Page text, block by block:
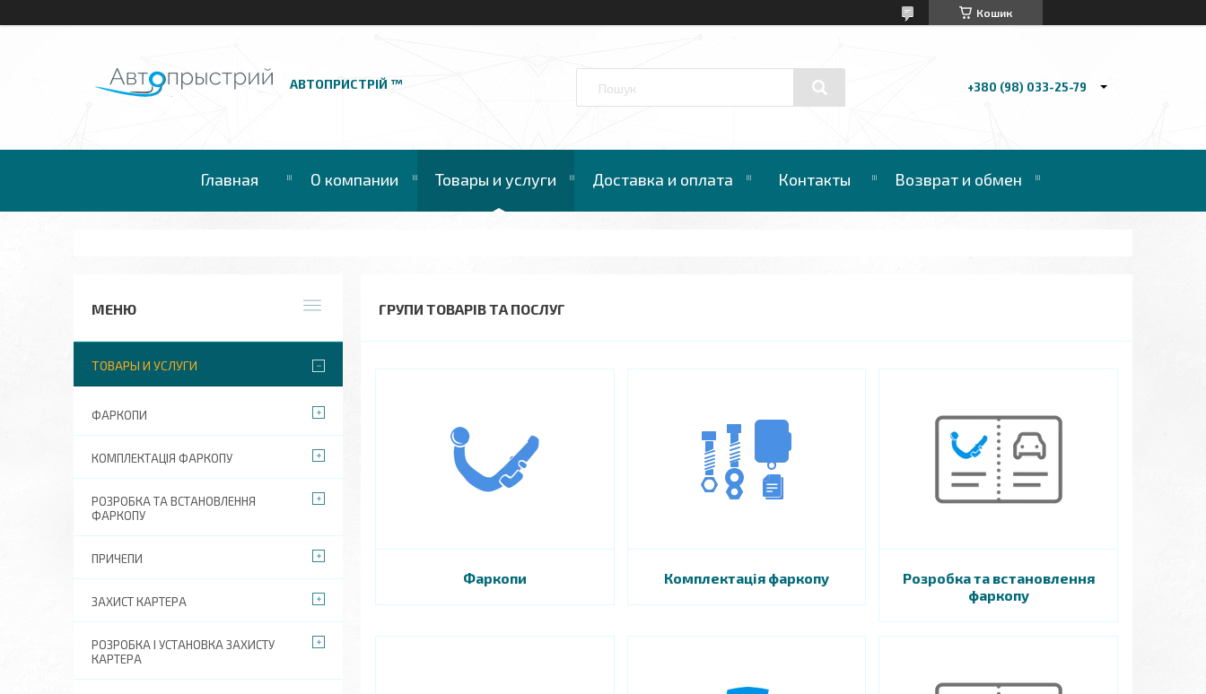
Кошик
АВТОПРИСТРІЙ ™ +380 (98) 033-25-79
Главная О компании Товары и услуги Доставка и оплата Контакты Возврат и обмен
ГРУПИ ТОВАРІВ ТА ПОСЛУГ
Фаркопи Комплектація фаркопу
Розробка та встановлення
фаркопу
ТОВАРЫ И УСЛУГИ
ФАРКОПИ
КОМПЛЕКТАЦІЯ ФАРКОПУ
РОЗРОБКА ТА ВСТАНОВЛЕННЯ
ФАРКОПУ
ПРИЧЕПИ
ЗАХИСТ КАРТЕРА
РОЗРОБКА І УСТАНОВКА ЗАХИСТУ
КАРТЕРА